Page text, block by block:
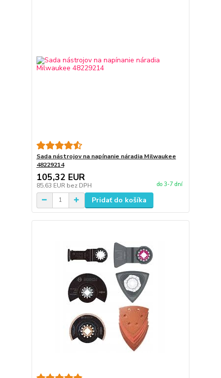
Sada nástrojov na napínanie náradia Milwaukee
48229214
105,32 EUR
85,63 EUR bez DPH do 3-7 dní
Pridať do košíka